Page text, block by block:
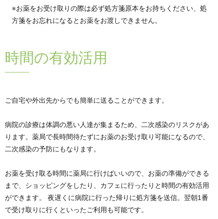
※お薬をお受け取りの際は必ず処方箋原本をお持ちください、処
方箋をお忘れになるとお薬をお渡しできません。
時間の有効活用
ご自宅や外出先からでも簡単に送ることができます。
病院の診療は体調の悪い人達が集まるため、二次感染のリスクがあ
ります。薬局で長時間待たずにお薬のお受け取り可能になるので、
二次感染の予防にもなります。
お薬を受け取る時間に薬局に行けばいいので、お薬の準備ができる
まで、ショッピングをしたり、カフェに行ったりと時間の有効活用
ができます。 夜遅くに病院に行った帰りに処方箋を送信。翌朝1番
で受け取りに行くといったご利用も可能です。